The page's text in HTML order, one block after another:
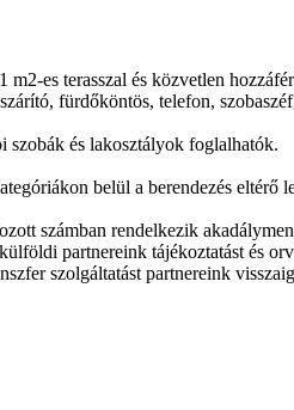
m2-es terasszal és közvetlen
fürdőköntös, telefon,
szobák és lakosztályok foglalhatók.
belül a berendezés eltérő
számban rendelkezik
partnereink tájékoztatást és
szolgáltatást partnereink